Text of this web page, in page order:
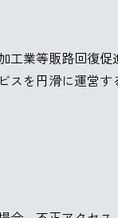
工業等販路回復
を円滑に運営